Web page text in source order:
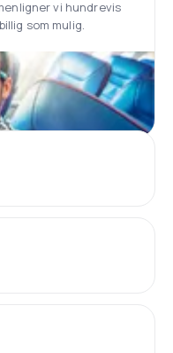
vi hundrevis
som mulig.